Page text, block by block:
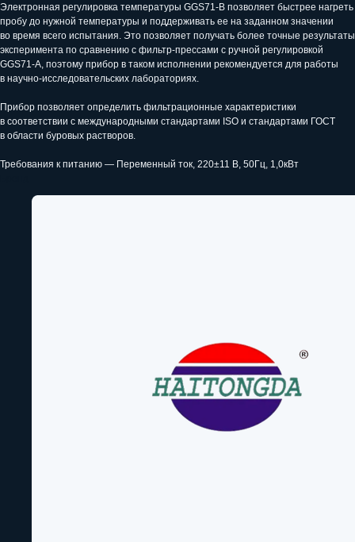
Электронная регулировка температуры GGS71-B позволяет быстрее нагреть
пробу до нужной температуры и поддерживать ее на заданном значении
во время всего испытания. Это позволяет получать более точные результаты
эксперимента по сравнению с фильтр-прессами с ручной регулировкой
GGS71-A, поэтому прибор в таком исполнении рекомендуется для работы
в научно-исследовательских лабораториях.
Прибор позволяет определить фильтрационные характеристики
в соответствии с международными стандартами ISO и стандартами ГОСТ
в области буровых растворов.
Требования к питанию — Переменный ток, 220±11 В, 50Гц, 1,0кВт